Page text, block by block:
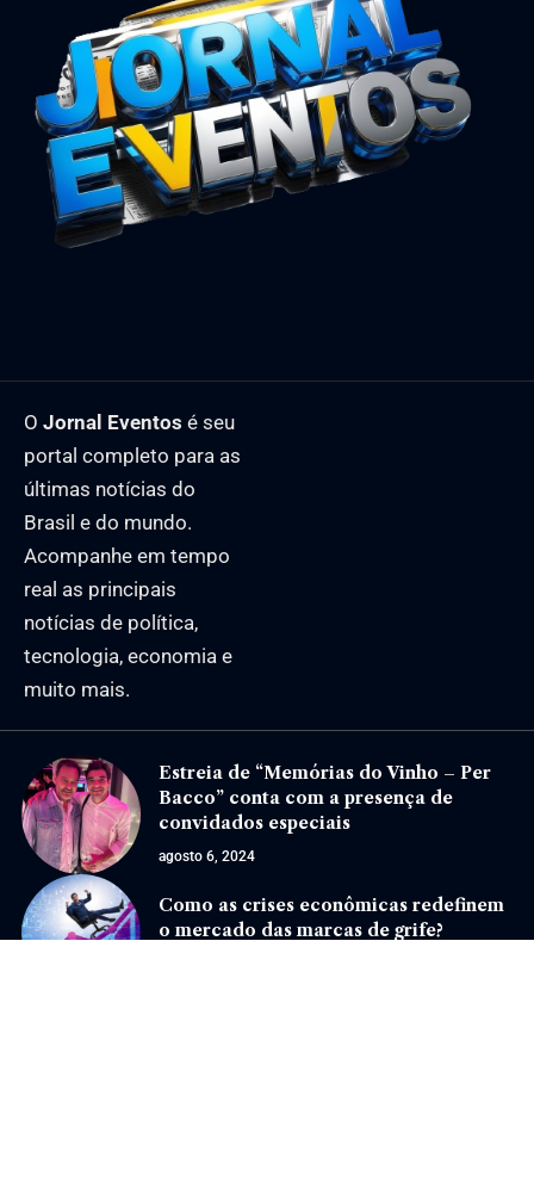
O Jornal Eventos é seu
portal completo para as
últimas notícias do
Brasil e do mundo.
Acompanhe em tempo
real as principais
notícias de política,
tecnologia, economia e
muito mais.
Estreia de “Memórias do Vinho – Per
Bacco” conta com a presença de
convidados especiais
agosto 6, 2024
Como as crises econômicas redefinem
o mercado das marcas de grife?